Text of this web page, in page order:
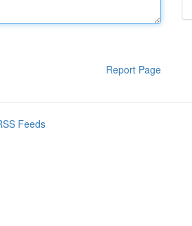
Report Page
Feeds